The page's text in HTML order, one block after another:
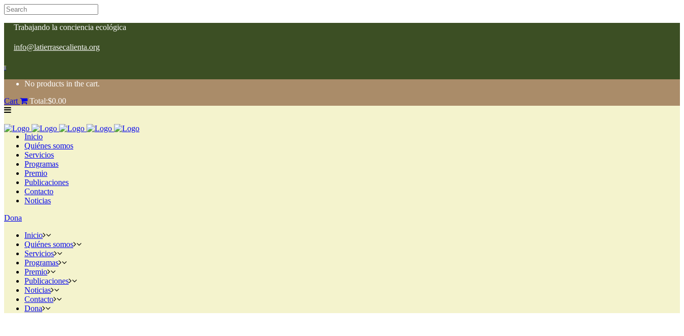
Trabajando la conciencia ecológica
info@latierrasecalienta.org
0
No products in the cart.
Cart
Total:$0.00
Inicio
Quiénes somos
Servicios
Programas
Premio
Publicaciones
Contacto
Noticias
Dona
Inicio
Quiénes somos
Servicios
Programas
Premio
Publicaciones
Noticias
Contacto
Dona